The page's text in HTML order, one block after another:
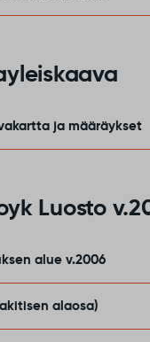
ja määräykset
Luosto
alue v.2006
alaosa)